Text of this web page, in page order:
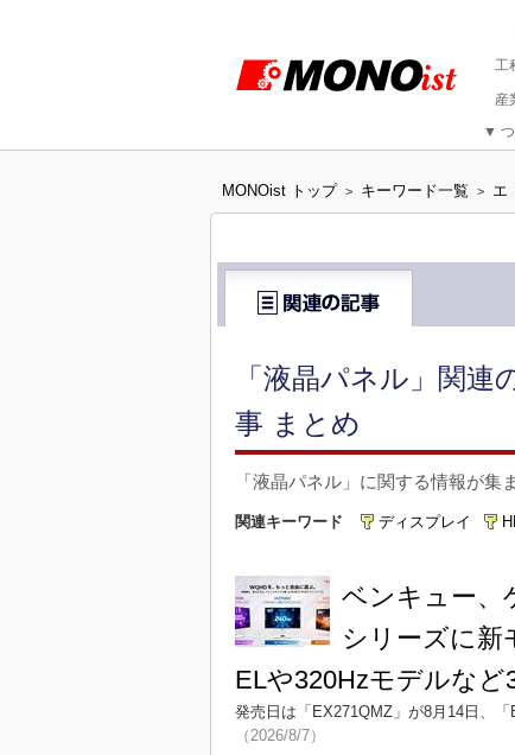
▼
MONOist トップ > キーワード一覧 > エ
「液晶パネル」関
事 まとめ
「液晶パネル」に関する情報が集
関連キーワード ディスプレイ
ベンキュー、
シリーズに
ELや320Hzモデルなど
発売日は「EX271QMZ」が8月14日、
（2026/8/7）